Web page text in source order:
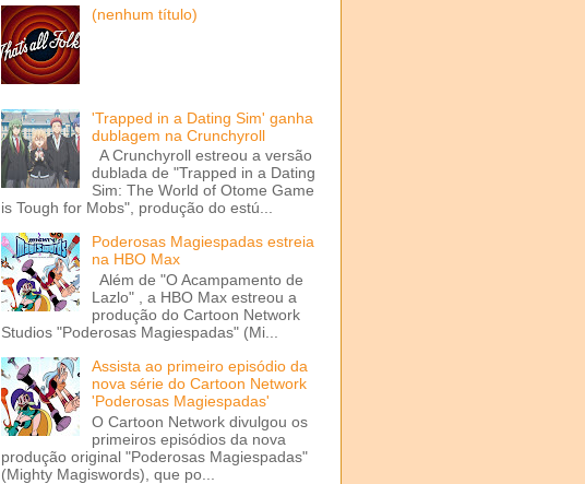
(nenhum título)
'Trapped in a Dating Sim' ganha
dublagem na Crunchyroll
A Crunchyroll estreou a versão
dublada de "Trapped in a Dating
Sim: The World of Otome Game
is Tough for Mobs", produção do estú...
Poderosas Magiespadas estreia
na HBO Max
Além de "O Acampamento de
Lazlo" , a HBO Max estreou a
produção do Cartoon Network
Studios "Poderosas Magiespadas" (Mi...
Assista ao primeiro episódio da
nova série do Cartoon Network
'Poderosas Magiespadas'
O Cartoon Network divulgou os
primeiros episódios da nova
produção original "Poderosas Magiespadas"
(Mighty Magiswords), que po...